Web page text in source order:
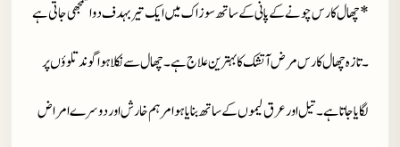
* چھال کا رس چونے کے پانی کے ساتھ سوزاک میں ایک تیر بہدف دوا سمجھی جاتی ہے
۔ تازہ چھال کا رس مرض آتشک کا بہترین علاج ہے ۔ چھال سے نکلا ہوا گوند تلوؤں پر
لگایا جاتا ہے ۔ تیل اور عرق لیموں کے ساتھ بنایا ہوا مرہم خارش اور دوسرے امراض